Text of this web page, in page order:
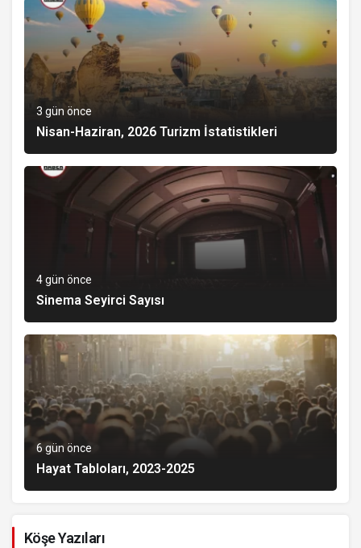
3 gün önce
Nisan-Haziran, 2026 Turizm İstatistikleri
4 gün önce
Sinema Seyirci Sayısı
6 gün önce
Hayat Tabloları, 2023-2025
Köşe Yazıları